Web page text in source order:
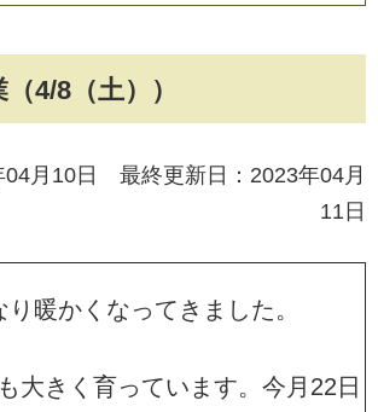
4/8（土））
04月10日 最終更新日：2023年04月
11日
暖かくなってきました。
大きく育っています。今月22日